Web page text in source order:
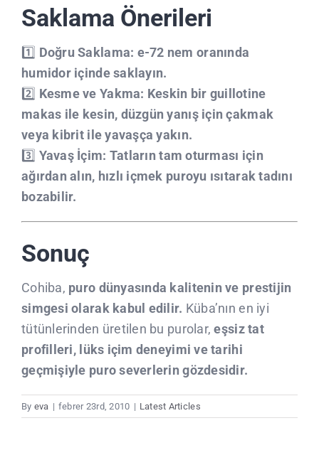
Saklama Önerileri
1️⃣ Doğru Saklama: e-72 nem oranında
humidor içinde saklayın.
2️⃣ Kesme ve Yakma: Keskin bir guillotine
makas ile kesin, düzgün yanış için çakmak
veya kibrit ile yavaşça yakın.
3️⃣ Yavaş İçim: Tatların tam oturması için
ağırdan alın, hızlı içmek puroyu ısıtarak tadını
bozabilir.
Sonuç
Cohiba, puro dünyasında kalitenin ve prestijin
simgesi olarak kabul edilir. Küba’nın en iyi
tütünlerinden üretilen bu purolar,eşsiz tat
profilleri, lüks içim deneyimi ve tarihi
geçmişiyle puro severlerin gözdesidir.
By eva | febrer 23rd, 2010 | Latest Articles